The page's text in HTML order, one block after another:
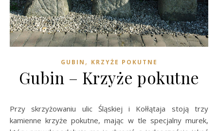
GUBIN , KRZYŻE POKUTNE
Gubin – Krzyże pokutne
Przy skrzyżowaniu ulic Śląskiej i Kołłątaja stoją trzy
kamienne krzyże pokutne, mając w tle specjalny murek,